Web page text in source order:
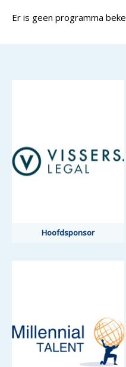
Er is geen programma
Hoofdsponsor